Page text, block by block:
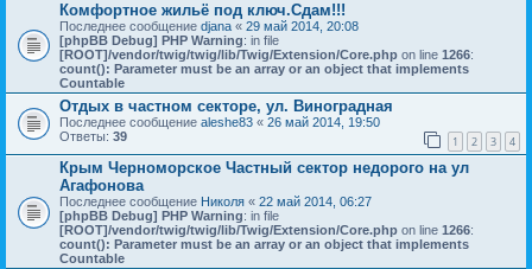
Комфортное жильё под ключ.Сдам!!!
Последнее сообщение djana « 29 май 2014, 20:08
[phpBB Debug] PHP Warning: in file
[ROOT]/vendor/twig/twig/lib/Twig/Extension/Core.php on line 1266:
count(): Parameter must be an array or an object that implements
Countable
Отдых в частном секторе, ул. Виноградная
Последнее сообщение aleshe83 « 26 май 2014, 19:50
Ответы: 39 1 2 3 4
Крым Черноморское Частный сектор недорого на ул
Агафонова
Последнее сообщение Николя « 22 май 2014, 06:27
[phpBB Debug] PHP Warning: in file
[ROOT]/vendor/twig/twig/lib/Twig/Extension/Core.php on line 1266:
count(): Parameter must be an array or an object that implements
Countable